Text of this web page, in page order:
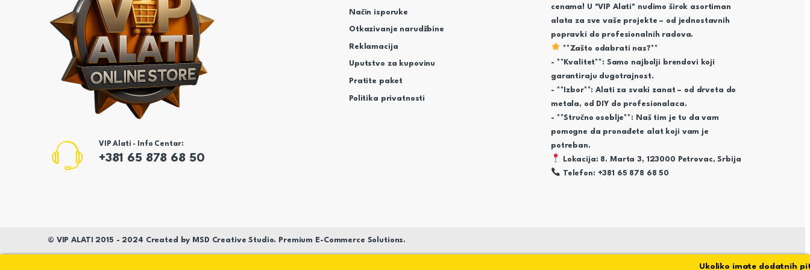
VIP Alati - Info Centar:
+381 65 878 68 50
Način isporuke
Otkazivanje narudžbine
Reklamacija
Uputstvo za kupovinu
Pratite paket
Politika privatnosti
cenama! U "VIP Alati" nudimo širok asortiman
alata za sve vaše projekte – od jednostavnih
popravki do profesionalnih radova.
**Zašto odabrati nas?**
- **Kvalitet**: Samo najbolji brendovi koji
garantiraju dugotrajnost.
- **Izbor**: Alati za svaki zanat – od drveta do
metala, od DIY do profesionalaca.
- **Stručno osoblje**: Naš tim je tu da vam
pomogne da pronađete alat koji vam je
potreban.
Lokacija: 8. Marta 3, 123000 Petrovac, Srbija
Telefon: +381 65 878 68 50
© VIP ALATI 2015 - 2024 Created by MSD Creative Studio. Premium E-Commerce Solutions.
Ukoliko imate dodatnih